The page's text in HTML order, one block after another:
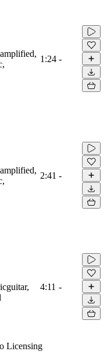
1:24 -
2:41 -
4:11 -
Licensing